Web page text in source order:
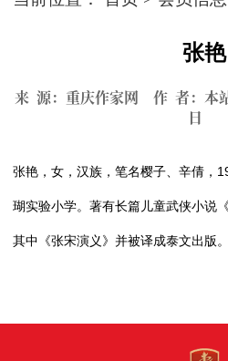
张艳
来 源：重庆作家网 作 者：本
日
张艳，女，汉族，笔名樱子、辛倩，
瑚实验小学。著有长篇儿童武侠小说
其中《张宋演义》并被译成泰文出版。